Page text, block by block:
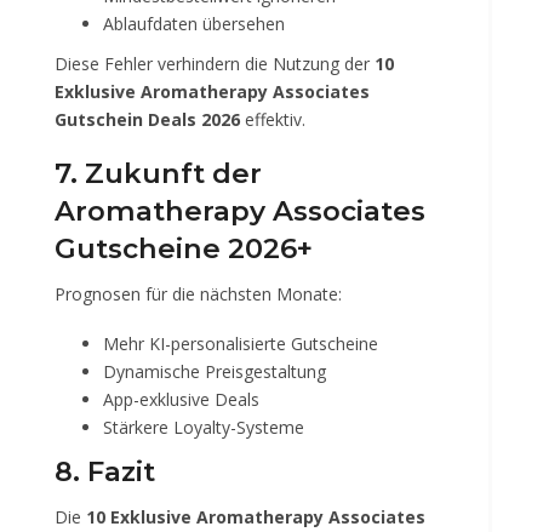
Ablaufdaten übersehen
Diese Fehler verhindern die Nutzung der 10
Exklusive Aromatherapy Associates
Gutschein Deals 2026 effektiv.
7. Zukunft der
Aromatherapy Associates
Gutscheine 2026+
Prognosen für die nächsten Monate:
Mehr KI-personalisierte Gutscheine
Dynamische Preisgestaltung
App-exklusive Deals
Stärkere Loyalty-Systeme
8. Fazit
Die 10 Exklusive Aromatherapy Associates